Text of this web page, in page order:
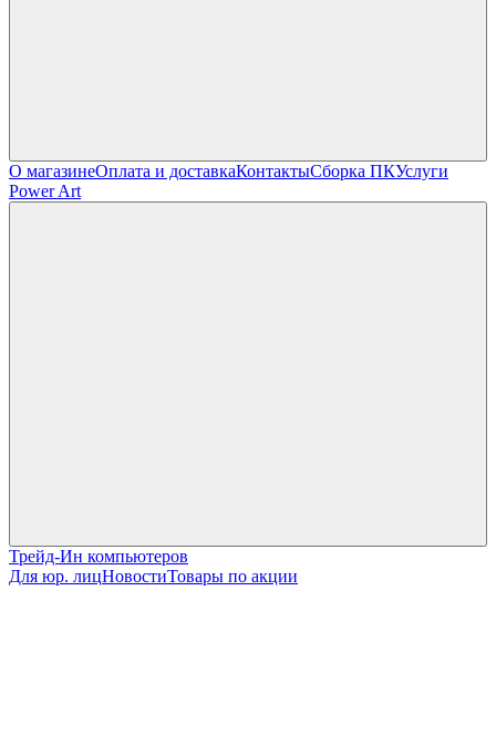
О магазинеОплата и доставкаКонтактыСборка ПКУслуги
Power Art
Трейд-Ин компьютеров
Для юр. лицНовостиТовары по акции